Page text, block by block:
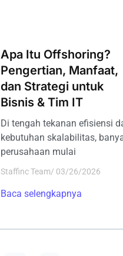
Apa Itu Offshoring?
Pengertian, Manfaat,
dan Strategi untuk
Bisnis & Tim IT
Di tengah tekanan efisiensi
kebutuhan skalabilitas,
perusahaan mulai
Staffinc Team/ 03/26/2026
Baca selengkapnya